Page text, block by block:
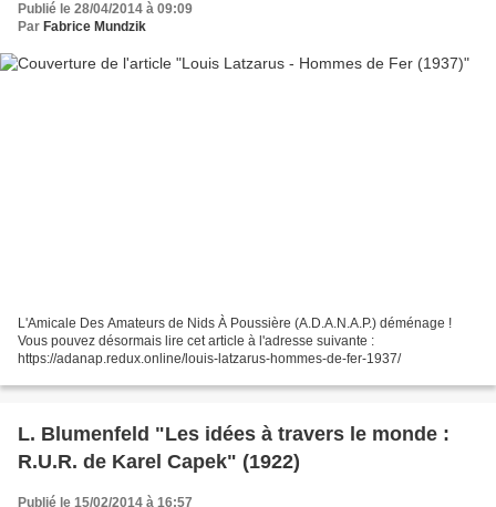
Publié le 28/04/2014 à 09:09
Par Fabrice Mundzik
L'Amicale Des Amateurs de Nids À Poussière (A.D.A.N.A.P.) déménage !
Vous pouvez désormais lire cet article à l'adresse suivante :
https://adanap.redux.online/louis-latzarus-hommes-de-fer-1937/
L. Blumenfeld "Les idées à travers le monde :
R.U.R. de Karel Capek" (1922)
Publié le 15/02/2014 à 16:57